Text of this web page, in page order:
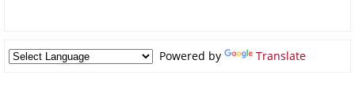
Powered by Translate